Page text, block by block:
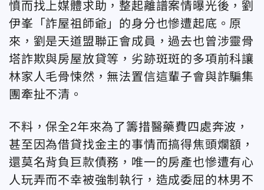
憤而找上媒體求助，整起離譜案情曝光後，劉
伊峯「詐屋祖師爺」的身分也慘遭起底。原
來，劉是天道盟聯正會成員，過去也曾涉靈骨
塔詐欺與房屋放貸等，劣跡斑斑的多項前科讓
林家人毛骨悚然，無法置信這輩子會與詐騙集
團牽扯不清。
不料，保全2年來為了籌措醫藥費四處奔波，
甚至因為借貸找金主的事情而搞得焦頭爛額，
還莫名背負巨款債務，唯一的房產也慘遭有心
人玩弄而不幸被強制執行，造成委屈的林男不